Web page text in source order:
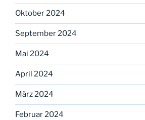
Oktober 2024
September 2024
Mai 2024
April 2024
März 2024
Februar 2024